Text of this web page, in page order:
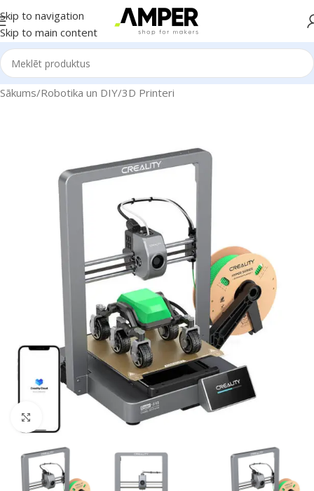
Skip to navigation
Skip to main content
Sākums/Robotika un DIY/3D Printeri
Noklikšķiniet, lai palielinātu